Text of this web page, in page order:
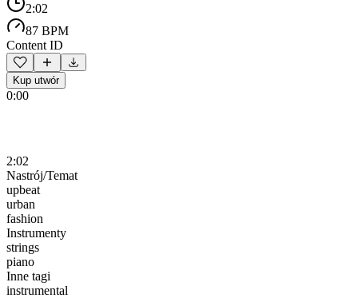
2:02
87 BPM
Content ID
Kup utwór
0:00
2:02
Nastrój/Temat
upbeat
urban
fashion
Instrumenty
strings
piano
Inne tagi
instrumental